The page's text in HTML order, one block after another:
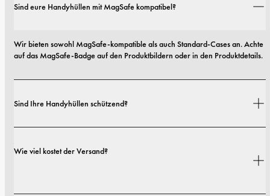
Sind eure Handyhüllen mit MagSafe kompatibel?
Wir bieten sowohl MagSafe-kompatible als auch Standard-Cases an. Achte
auf das MagSafe-Badge auf den Produktbildern oder in den Produktdetails.
Sind Ihre Handyhüllen schützend?
Optionen von schlanken Profilen bis hin zu besonders robusten
Wie viel kostet der Versand?